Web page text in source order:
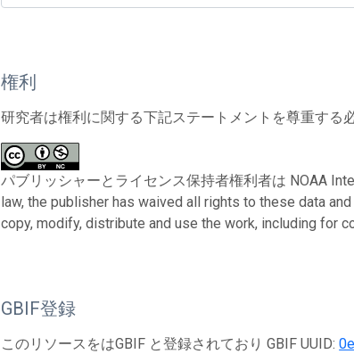
権利
研究者は権利に関する下記ステートメントを尊重する
パブリッシャーとライセンス保持者権利者は NOAA
law, the publisher has waived all rights to these data
copy, modify, distribute and use the work, including for
GBIF登録
このリソースをはGBIF と登録されており GBIF UUID: